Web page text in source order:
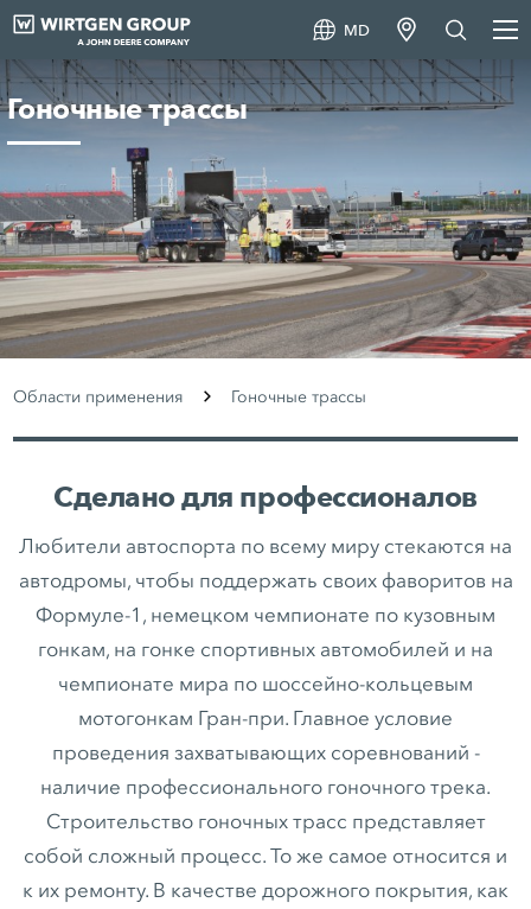
MD
Гоночные трассы
Области применения Гоночные трассы
Сделано для профессионалов
Любители автоспорта по всему миру стекаются на
автодромы, чтобы поддержать своих фаворитов на
Формуле-1, немецком чемпионате по кузовным
гонкам, на гонке спортивных автомобилей и на
чемпионате мира по шоссейно-кольцевым
мотогонкам Гран-при. Главное условие
проведения захватывающих соревнований -
наличие профессионального гоночного трека.
Строительство гоночных трасс представляет
собой сложный процесс. То же самое относится и
к их ремонту. В качестве дорожного покрытия, как